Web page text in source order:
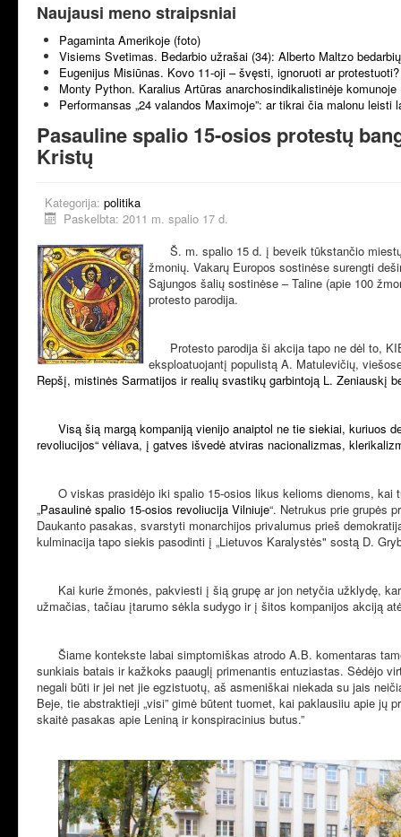
Naujausi meno straipsniai
Pagaminta Amerikoje (foto)
Visiems Svetimas. Bedarbio užrašai (34): Alberto Maltzo
Eugenijus Misiūnas. Kovo 11-oji – švęsti, ignoruoti ar protestuoti?
Monty Python. Karalius Artūras anarchosindikalistinėje komunoje
Performansas „24 valandos Maximoje”: ar tikrai čia malonu leisti
Pasauline spalio 15-osios protestų
Kristų
Kategorija: politika
Paskelbta: 2011 m. spalio 17 d.
Š. m. spalio 15 d. į beveik tūkstančio miestų
žmonių. Vakarų Europos sostinėse surengti
Sąjungos šalių sostinėse – Taline (apie 100
protesto parodija.
Protesto parodija ši akcija tapo ne dėl to,
eksploatuojantį populistą A. Matulevičių,
Repšį, mistinės Sarmatijos ir realių svastikų garbintoją L. Zeniauskį
Visą šią margą kompaniją vienijo anaiptol ne tie siekiai, kuriuos
revoliucijos“ vėliava, į gatves išvedė atviras nacionalizmas,
O viskas prasidėjo iki spalio 15-osios likus kelioms dienoms, kai
„Pasaulinė spalio 15-osios revoliucija Vilniuje“. Netrukus prie grupės
Daukanto pasakas, svarstyti monarchijos privalumus prieš
kulminacija tapo siekis pasodinti į „Lietuvos Karalystės" sostą D.
Kai kurie žmonės, pakviesti į šią grupę ar jon netyčia užklydę,
užmačias, tačiau įtarumo sėkla sudygo ir į šitos kompanijos akciją
Šiame kontekste labai simptomiškas atrodo A.B. komentaras
sunkiais batais ir kažkoks paauglį primenantis entuziastas. Sėdėjo
negali būti ir jei net jie egzistuotų, aš asmeniškai niekada su jais
Beje, tie abstraktieji „visi” gimė būtent tuomet, kai paklausiiu apie
skaitė pasakas apie Leniną ir konspiracinius butus.”